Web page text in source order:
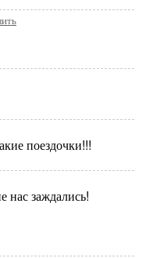
поездочки!!!
нас заждались!